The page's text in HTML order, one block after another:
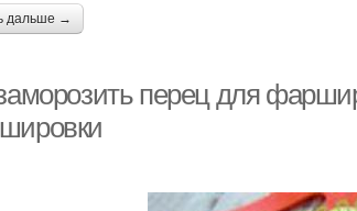
дальше →
перец для